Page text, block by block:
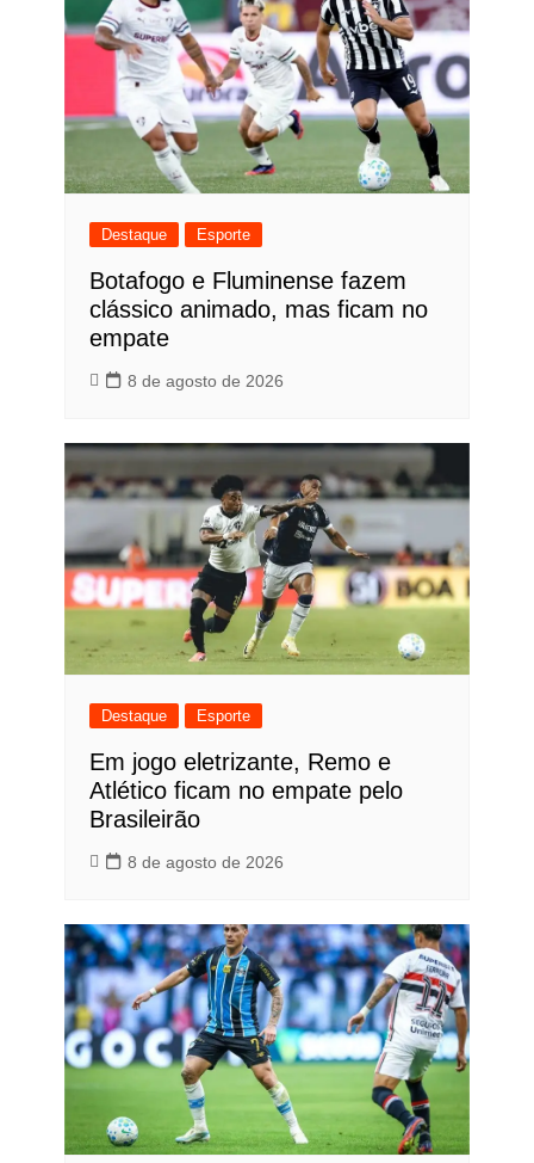
Destaque Esporte
Botafogo e Fluminense fazem
clássico animado, mas ficam no
empate
8 de agosto de 2026
Destaque Esporte
Em jogo eletrizante, Remo e
Atlético ficam no empate pelo
Brasileirão
8 de agosto de 2026